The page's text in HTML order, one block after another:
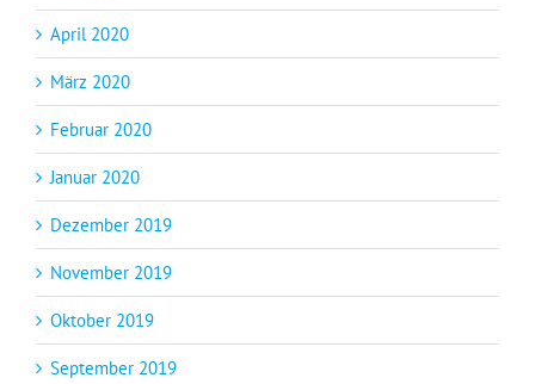
April 2020
März 2020
Februar 2020
Januar 2020
Dezember 2019
November 2019
Oktober 2019
September 2019